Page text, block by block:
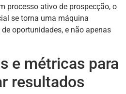
processo ativo de prospecção, o
se torna uma máquina
oportunidades, e não apenas
e métricas para
resultados